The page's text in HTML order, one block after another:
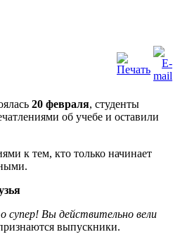
20 февраля, студенты
об учебе и оставили
к тем, кто только начинает
супер! Вы действительно вели
выпускники.